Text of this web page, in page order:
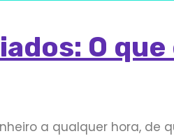
O
a qualquer hora, de